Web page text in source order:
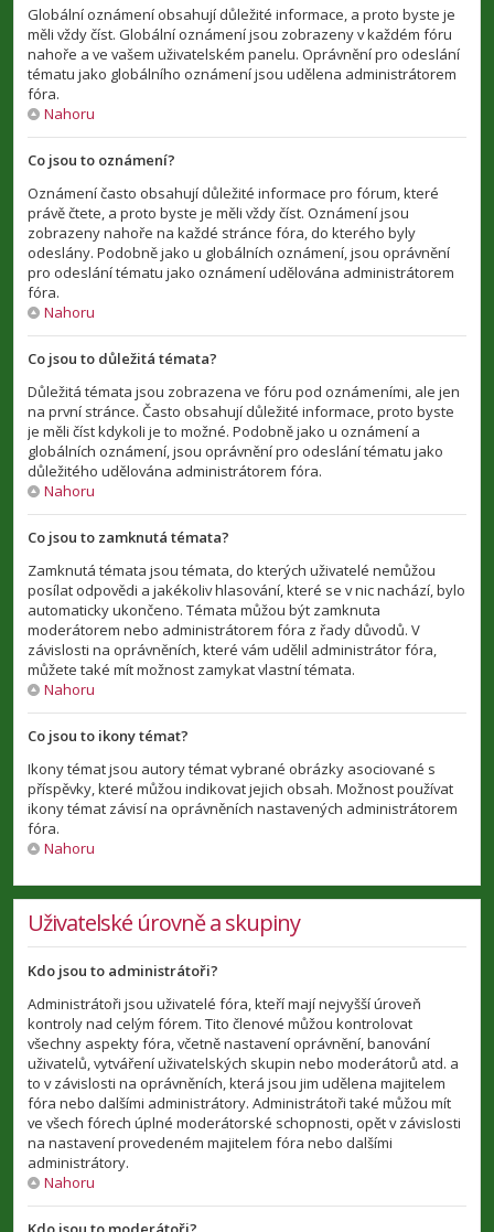
Globální oznámení obsahují důležité informace, a proto byste je
měli vždy číst. Globální oznámení jsou zobrazeny v každém fóru
nahoře a ve vašem uživatelském panelu. Oprávnění pro odeslání
tématu jako globálního oznámení jsou udělena administrátorem
fóra.
Nahoru
Co jsou to oznámení?
Oznámení často obsahují důležité informace pro fórum, které
právě čtete, a proto byste je měli vždy číst. Oznámení jsou
zobrazeny nahoře na každé stránce fóra, do kterého byly
odeslány. Podobně jako u globálních oznámení, jsou oprávnění
pro odeslání tématu jako oznámení udělována administrátorem
fóra.
Nahoru
Co jsou to důležitá témata?
Důležitá témata jsou zobrazena ve fóru pod oznámeními, ale jen
na první stránce. Často obsahují důležité informace, proto byste
je měli číst kdykoli je to možné. Podobně jako u oznámení a
globálních oznámení, jsou oprávnění pro odeslání tématu jako
důležitého udělována administrátorem fóra.
Nahoru
Co jsou to zamknutá témata?
Zamknutá témata jsou témata, do kterých uživatelé nemůžou
posílat odpovědi a jakékoliv hlasování, které se v nic nachází, bylo
automaticky ukončeno. Témata můžou být zamknuta
moderátorem nebo administrátorem fóra z řady důvodů. V
závislosti na oprávněních, které vám udělil administrátor fóra,
můžete také mít možnost zamykat vlastní témata.
Nahoru
Co jsou to ikony témat?
Ikony témat jsou autory témat vybrané obrázky asociované s
příspěvky, které můžou indikovat jejich obsah. Možnost používat
ikony témat závisí na oprávněních nastavených administrátorem
fóra.
Nahoru
Uživatelské úrovně a skupiny
Kdo jsou to administrátoři?
Administrátoři jsou uživatelé fóra, kteří mají nejvyšší úroveň
kontroly nad celým fórem. Tito členové můžou kontrolovat
všechny aspekty fóra, včetně nastavení oprávnění, banování
uživatelů, vytváření uživatelských skupin nebo moderátorů atd. a
to v závislosti na oprávněních, která jsou jim udělena majitelem
fóra nebo dalšími administrátory. Administrátoři také můžou mít
ve všech fórech úplné moderátorské schopnosti, opět v závislosti
na nastavení provedeném majitelem fóra nebo dalšími
administrátory.
Nahoru